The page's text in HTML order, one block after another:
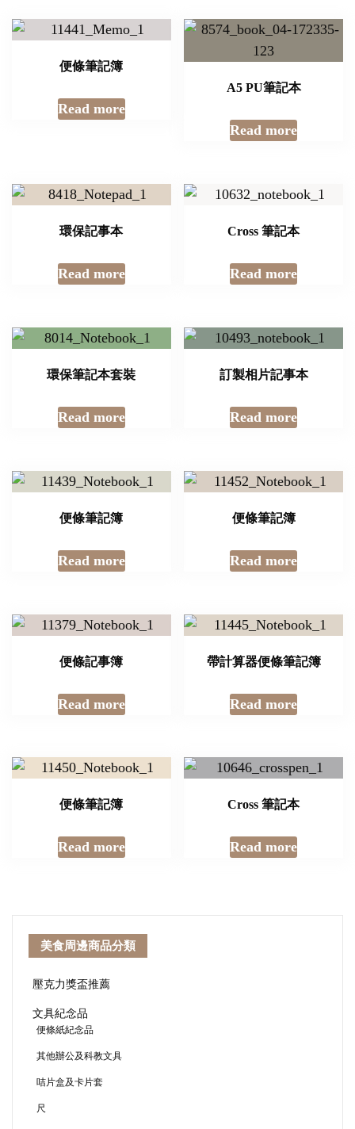
便條筆記簿
Read more
A5 PU筆記本
Read more
環保記事本
Read more
Cross 筆記本
Read more
環保筆記本套裝
Read more
訂製相片記事本
Read more
便條筆記簿
Read more
便條筆記簿
Read more
便條記事簿
Read more
帶計算器便條筆記簿
Read more
便條筆記簿
Read more
Cross 筆記本
Read more
美食周邊商品分類
壓克力獎盃推薦
文具紀念品
便條紙紀念品
其他辦公及科教文具
咭片盒及卡片套
尺